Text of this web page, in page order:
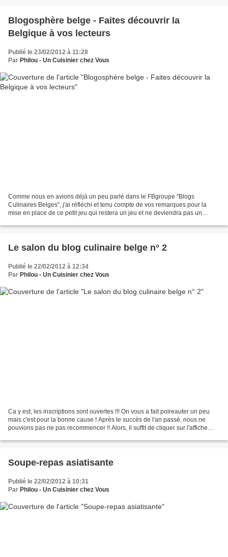
Blogosphère belge - Faites découvrir la
Belgique à vos lecteurs
Publié le 23/02/2012 à 11:28
Par Philou - Un Cuisinier chez Vous
Comme nous en avions déjà un peu parlé dans le FBgroupe "Blogs
Culinaires Belges", j'ai réfléchi et tenu compte de vos remarques pour la
mise en place de ce petit jeu qui restera un jeu et ne deviendra pas un
Le salon du blog culinaire belge n° 2
Publié le 22/02/2012 à 12:34
Par Philou - Un Cuisinier chez Vous
Ca y est, les inscriptions sont ouvertes !!! On vous a fait poireauter un peu
mais c'est pour la bonne cause ! Après le succès de l'an passé, nous ne
pouvions pas ne pas recommencer !! Alors, il suffit de cliquer sur l'affiche
Soupe-repas asiatisante
Publié le 22/02/2012 à 10:31
Par Philou - Un Cuisinier chez Vous